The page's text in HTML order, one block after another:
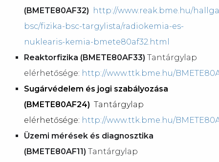
(BMETE80AF32) http://www.reak.bme.hu/
bsc/fizika-bsc-targylista/radiokemia-es-
nuklearis-kemia-bmete80af32.html
Reaktorfizika (BMETE80AF33) Tantárgylap
elérhetősége: http://www.ttk.bme.hu/
Sugárvédelem és jogi szabályozása
(BMETE80AF24) Tantárgylap
elérhetősége: http://www.ttk.bme.hu/
Üzemi mérések és diagnosztika
(BMETE80AF11) Tantárgylap